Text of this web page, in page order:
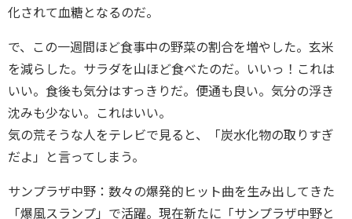
化されて血糖となるのだ。
で、この一週間ほど食事中の野菜の割合を増やした。玄米
を減らした。サラダを山ほど食べたのだ。いいっ！これは
いい。食後も気分はすっきりだ。便通も良い。気分の浮き
沈みも少ない。これはいい。
気の荒そうな人をテレビで見ると、「炭水化物の取りすぎ
だよ」と言ってしまう。
サンプラザ中野：数々の爆発的ヒット曲を生み出してきた
「爆風スランプ」で活躍。現在新たに「サンプラザ中野と